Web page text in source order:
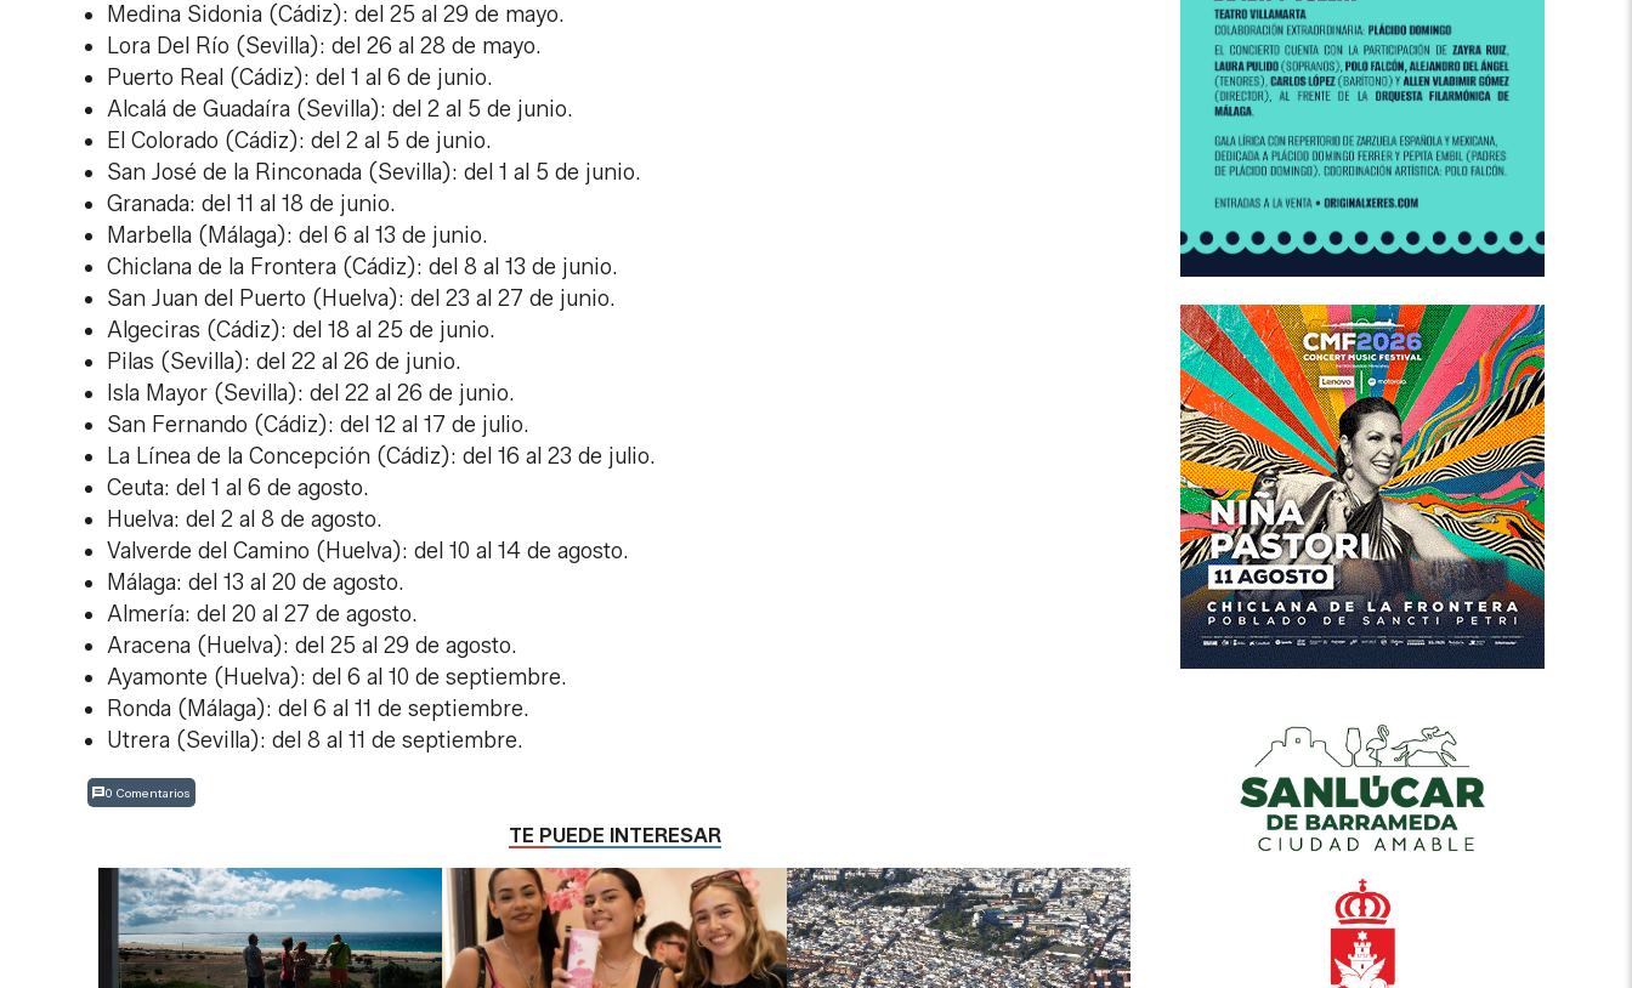
Medina Sidonia (Cádiz): del 25 al 29 de mayo.
Lora Del Río (Sevilla): del 26 al 28 de mayo.
Puerto Real (Cádiz): del 1 al 6 de junio.
Alcalá de Guadaíra (Sevilla): del 2 al 5 de junio.
El Colorado (Cádiz): del 2 al 5 de junio.
San José de la Rinconada (Sevilla): del 1 al 5 de junio.
Granada: del 11 al 18 de junio.
Marbella (Málaga): del 6 al 13 de junio.
Chiclana de la Frontera (Cádiz): del 8 al 13 de junio.
San Juan del Puerto (Huelva): del 23 al 27 de junio.
Algeciras (Cádiz): del 18 al 25 de junio.
Pilas (Sevilla): del 22 al 26 de junio.
Isla Mayor (Sevilla): del 22 al 26 de junio.
San Fernando (Cádiz): del 12 al 17 de julio.
La Línea de la Concepción (Cádiz): del 16 al 23 de julio.
Ceuta: del 1 al 6 de agosto.
Huelva: del 2 al 8 de agosto.
Valverde del Camino (Huelva): del 10 al 14 de agosto.
Málaga: del 13 al 20 de agosto.
Almería: del 20 al 27 de agosto.
Aracena (Huelva): del 25 al 29 de agosto.
Ayamonte (Huelva): del 6 al 10 de septiembre.
Ronda (Málaga): del 6 al 11 de septiembre.
Utrera (Sevilla): del 8 al 11 de septiembre.
0 Comentarios
TE PUEDE INTERESAR